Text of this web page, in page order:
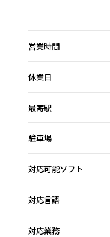
営業時間
休業日
最寄駅
駐車場
対応可能ソフト
対応言語
対応業務